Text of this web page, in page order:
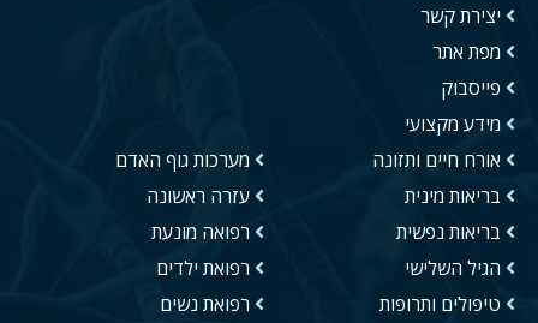
יצירת קשר
מפת אתר
פייסבוק
מידע מקצועי
אורח חיים ותזונה
בריאות מינית
בריאות נפשית
הגיל השלישי
טיפולים ותרופות
מערכות גוף האדם
עזרה ראשונה
רפואה מונעת
רפואת ילדים
רפואת נשים